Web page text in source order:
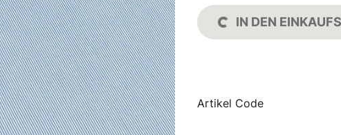
IN DEN
Artikel Code